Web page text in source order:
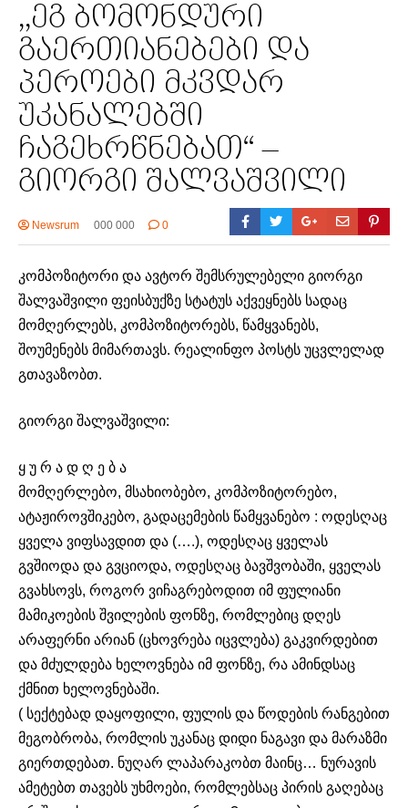
,,ეგ ბომონდური
გაერთიანებები და
პეროები მკვდარ
უკანალებში
ჩაგეხრწნებათ“ –
გიორგი შალვაშვილი
Newsrum 000 000 0
კომპოზიტორი და ავტორ შემსრულებელი გიორგი
შალვაშვილი ფეისბუქზე სტატუს აქვეყნებს სადაც
მომღერლებს, კომპოზიტორებს, წამყვანებს,
შოუმენებს მიმართავს. რეალინფო პოსტს უცვლელად
გთავაზობთ.
გიორგი შალვაშვილი:
ყ უ რ ა დ ღ ე ბ ა
მომღერლებო, მსახიობებო, კომპოზიტორებო,
ატაჟიროვშიკებო, გადაცემების წამყვანებო : ოდესღაც
ყველა ვიფსავდით და (….), ოდესღაც ყველას
გვშიოდა და გვციოდა, ოდესღაც ბავშვობაში, ყველას
გვახსოვს, როგორ ვიჩაგრებოდით იმ ფულიანი
მამიკოების შვილების ფონზე, რომლებიც დღეს
არაფერნი არიან (ცხოვრება იცვლება) გაკვირდებით
და მძულდება ხელოვნება იმ ფონზე, რა ამინდსაც
ქმნით ხელოვნებაში.
( სექტებად დაყოფილი, ფულის და წოდების რანგებით
მეგობრობა, რომლის უკანაც დიდი ნაგავი და მარაზმი
გიერთდებათ. ნუღარ ლაპარაკობთ მაინც… ნურავის
ამეტებთ თავებს უხმოები, რომლებსაც პირის გაღებაც